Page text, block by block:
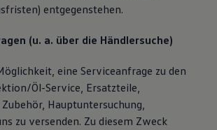
entgegenstehen.
(u. a. über die Händlersuche)
eine Serviceanfrage zu den
Öl-Service, Ersatzteile,
Hauptuntersuchung,
zu versenden. Zu diesem Zweck